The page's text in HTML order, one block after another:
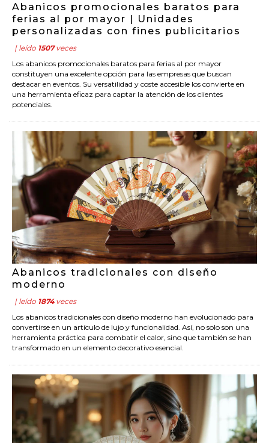
Abanicos promocionales baratos para
ferias al por mayor | Unidades
personalizadas con fines publicitarios
| leído 1507veces
Los abanicos promocionales baratos para ferias al por mayor
constituyen una excelente opción para las empresas que buscan
destacar en eventos. Su versatilidad y coste accesible los convierte en
una herramienta eficaz para captar la atención de los clientes
potenciales.
Abanicos tradicionales con diseño
moderno
| leído 1874veces
Los abanicos tradicionales con diseño moderno han evolucionado para
convertirse en un artículo de lujo y funcionalidad. Así, no solo son una
herramienta práctica para combatir el calor, sino que también se han
transformado en un elemento decorativo esencial.